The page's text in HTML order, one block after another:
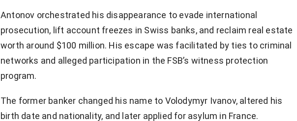
Antonov orchestrated his disappearance to evade international
prosecution, lift account freezes in Swiss banks, and reclaim real estate
worth around $100 million. His escape was facilitated by ties to criminal
networks and alleged participation in the FSB’s witness protection
program.
The former banker changed his name to Volodymyr Ivanov, altered his
birth date and nationality, and later applied for asylum in France.